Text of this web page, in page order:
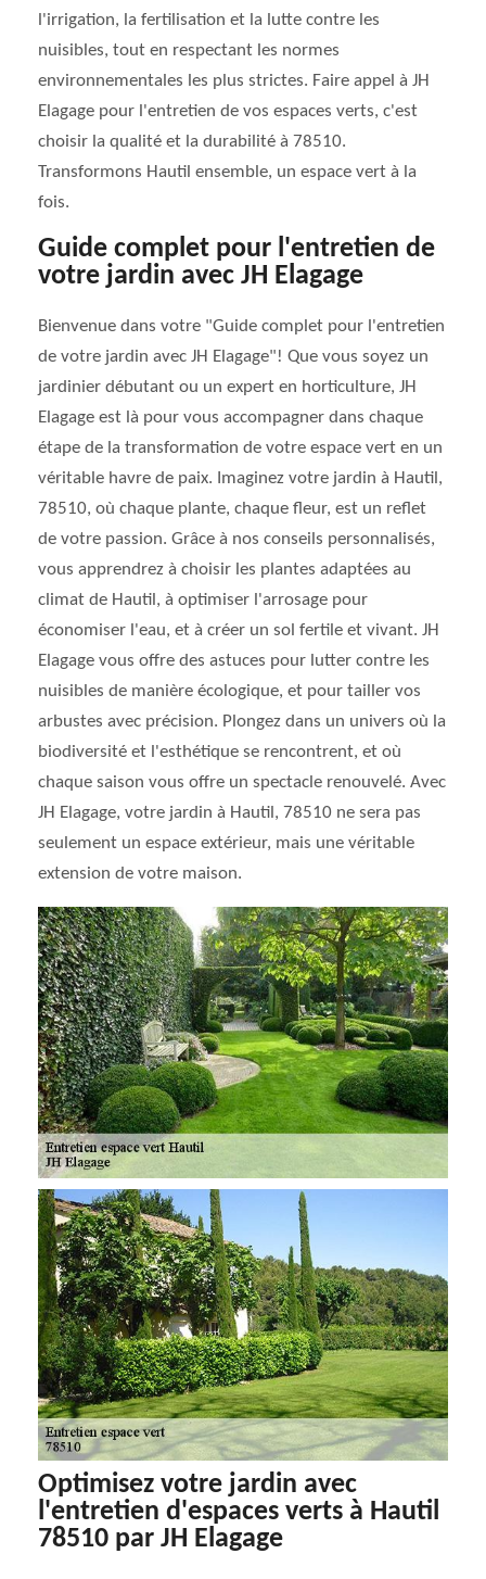
l'irrigation, la fertilisation et la lutte contre les
nuisibles, tout en respectant les normes
environnementales les plus strictes. Faire appel à JH
Elagage pour l'entretien de vos espaces verts, c'est
choisir la qualité et la durabilité à 78510.
Transformons Hautil ensemble, un espace vert à la
fois.
Guide complet pour l'entretien de
votre jardin avec JH Elagage
Bienvenue dans votre "Guide complet pour l'entretien
de votre jardin avec JH Elagage"! Que vous soyez un
jardinier débutant ou un expert en horticulture, JH
Elagage est là pour vous accompagner dans chaque
étape de la transformation de votre espace vert en un
véritable havre de paix. Imaginez votre jardin à Hautil,
78510, où chaque plante, chaque fleur, est un reflet
de votre passion. Grâce à nos conseils personnalisés,
vous apprendrez à choisir les plantes adaptées au
climat de Hautil, à optimiser l'arrosage pour
économiser l'eau, et à créer un sol fertile et vivant. JH
Elagage vous offre des astuces pour lutter contre les
nuisibles de manière écologique, et pour tailler vos
arbustes avec précision. Plongez dans un univers où la
biodiversité et l'esthétique se rencontrent, et où
chaque saison vous offre un spectacle renouvelé. Avec
JH Elagage, votre jardin à Hautil, 78510 ne sera pas
seulement un espace extérieur, mais une véritable
extension de votre maison.
Optimisez votre jardin avec
l'entretien d'espaces verts à Hautil
78510 par JH Elagage